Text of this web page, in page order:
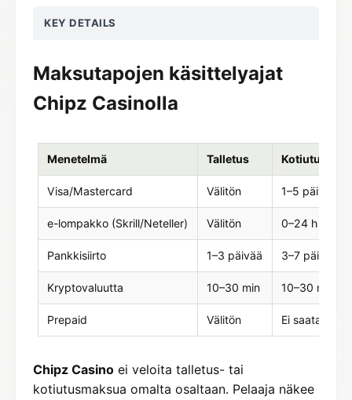
KEY DETAILS
Maksutapojen käsittelyajat
Chipz Casinolla
Menetelmä Talletus Kotiutus
Visa/Mastercard Välitön 1–5 päivää
e-lompakko (Skrill/Neteller) Välitön 0–24 h
Pankkisiirto 1–3 päivää 3–7 päivää
Kryptovaluutta 10–30 min 10–30 min
Prepaid Välitön Ei saatavilla
Chipz Casinoei veloita talletus- tai
kotiutusmaksua omalta osaltaan. Pelaaja näkee